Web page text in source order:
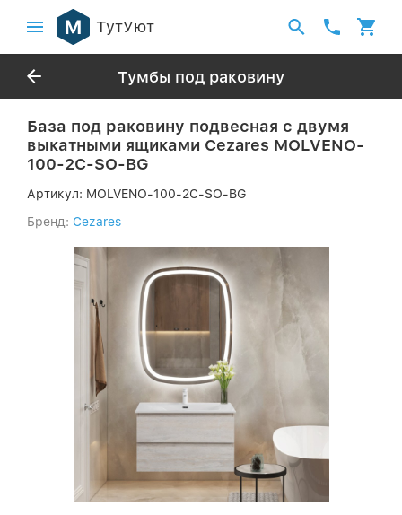
ТутУют
Тумбы под раковину
База под раковину подвесная с двумя
выкатными ящиками Cezares MOLVENO-
100-2C-SO-BG
Артикул: MOLVENO-100-2C-SO-BG
Бренд: Cezares